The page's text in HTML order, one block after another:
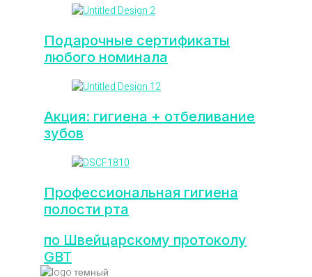
Подарочные сертификаты
любого номинала
Акция: гигиена + отбеливание
зубов
Профессиональная гигиена
полости рта
по Швейцарскому протоколу
GBT